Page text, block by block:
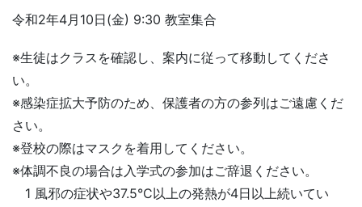
令和2年4月10日(金) 9:30 教室集合
※生徒はクラスを確認し、案内に従って移動してくださ
い。
※感染症拡大予防のため、保護者の方の参列はご遠慮くだ
さい。
※登校の際はマスクを着用してください。
※体調不良の場合は入学式の参加はご辞退ください。
1 風邪の症状や37.5°C以上の発熱が4日以上続いてい